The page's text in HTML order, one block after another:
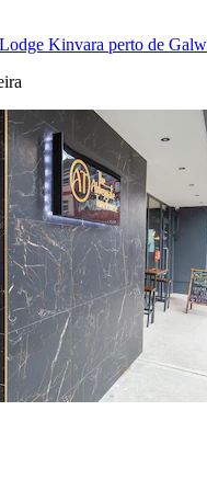
Kinvara perto de